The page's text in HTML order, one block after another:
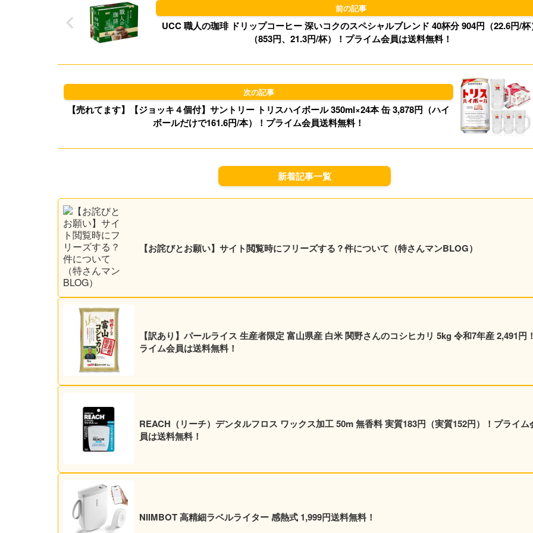
o
n
UCC 職人の珈琲 ドリップコーヒー 深いコクのスペシャルブレンド 40杯分 904円（22.6円/杯
（853円、21.3円/杯）！プライム会員は送料無料！
【売れてます】【ジョッキ４個付】サントリー トリスハイボール 350ml×24本 缶 3,878円（ハイ
ボールだけで161.6円/本）！プライム会員送料無料！
新着記事一覧
【お詫びとお願い】サイト閲覧時にフリーズする？件について（特さんマンBLOG）
【訳あり】パールライス 生産者限定 富山県産 白米 関野さんのコシヒカリ 5kg 令和7年産 2,491円
ライム会員は送料無料！
REACH（リーチ）デンタルフロス ワックス加工 50m 無香料 実質183円（実質152円）！プライム
員は送料無料！
NIIMBOT 高精細ラベルライター 感熱式 1,999円送料無料！